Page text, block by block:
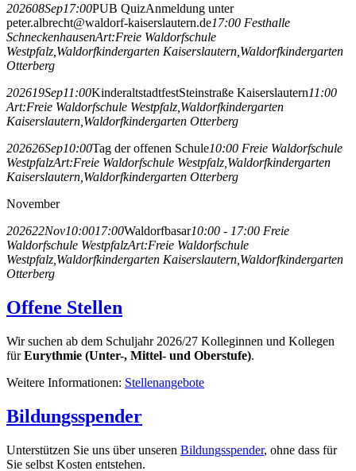
202608Sep17:00PUB QuizAnmeldung unter
peter.albrecht@waldorf-kaiserslautern.de17:00 Festhalle
SchneckenhausenArt:Freie Waldorfschule
Westpfalz, Waldorfkindergarten Kaiserslautern, Waldorfkindergarten
Otterberg
202619Sep11:00KinderaltstadtfestSteinstraße Kaiserslautern11:00
Art:Freie Waldorfschule Westpfalz, Waldorfkindergarten
Kaiserslautern, Waldorfkindergarten Otterberg
202626Sep10:00Tag der offenen Schule10:00 Freie Waldorfschule
WestpfalzArt:Freie Waldorfschule Westpfalz, Waldorfkindergarten
Kaiserslautern, Waldorfkindergarten Otterberg
November
202622Nov10:0017:00Waldorfbasar10:00 - 17:00 Freie
Waldorfschule WestpfalzArt:Freie Waldorfschule
Westpfalz, Waldorfkindergarten Kaiserslautern, Waldorfkindergarten
Otterberg
Offene Stellen
Wir suchen ab dem Schuljahr 2026/27 Kolleginnen und Kollegen
fürEurythmie (Unter-, Mittel- und Oberstufe).
Weitere Informationen: Stellenangebote
Bildungsspender
Unterstützen Sie uns über unseren Bildungsspender, ohne dass für
Sie selbst Kosten entstehen.